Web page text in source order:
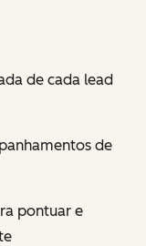
de cada lead
de
pontuar e